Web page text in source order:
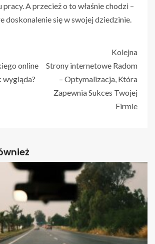
pracy. A przecież o to właśnie chodzi –
doskonalenie się w swojej dziedzinie.
online
wygląda?
Kolejna
Strony internetowe Radom
– Optymalizacja, Która
Zapewnia Sukces Twojej
Firmie